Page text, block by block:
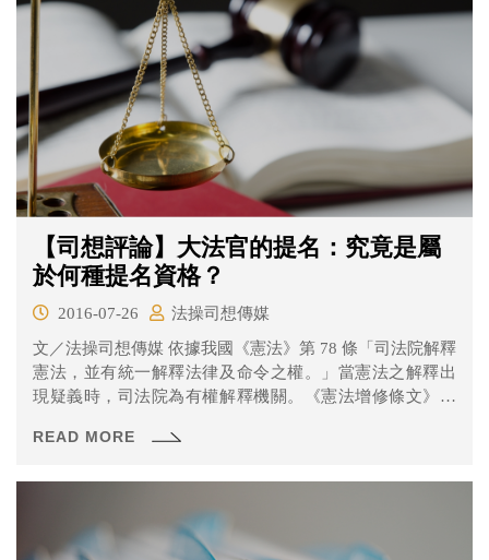
【司想評論】大法官的提名：究竟是屬
於何種提名資格？
2016-07-26
法操司想傳媒
文／法操司想傳媒 依據我國《憲法》第 78 條「司法院解釋
憲法，並有統一解釋法律及命令之權。」當憲法之解釋出
現疑義時，司法院為有權解釋機關。《憲法增修條文》第
READ MORE